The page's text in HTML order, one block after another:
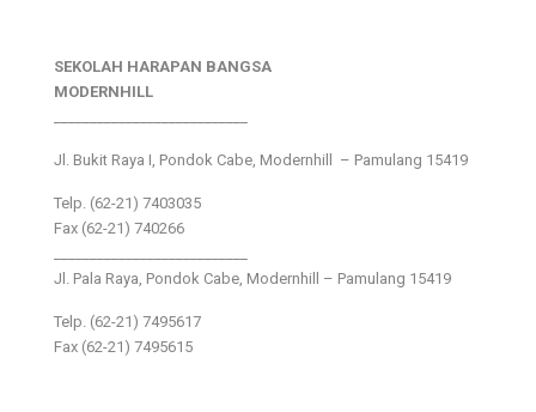
SEKOLAH HARAPAN BANGSA
MODERNHILL
Jl. Bukit Raya I, Pondok Cabe, Modernhill – Pamulang 15419
Telp. (62-21) 7403035
Fax (62-21) 740266
Jl. Pala Raya, Pondok Cabe, Modernhill – Pamulang 15419
Telp. (62-21) 7495617
Fax (62-21) 7495615